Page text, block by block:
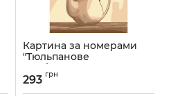
Картина за номерами
"Тюльпанове
пробудження" 13171-AC
30х40 см
Артикул:13171-AC
293 грн